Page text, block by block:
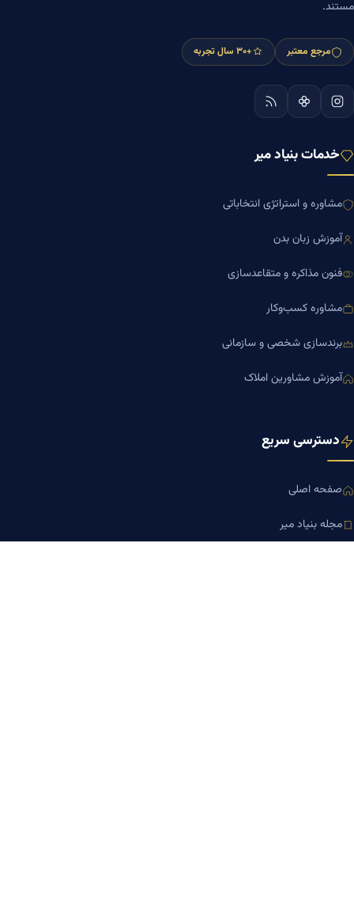
مستند.
مرجع معتبر +۳۰ سال تجربه
خدمات بنیاد میر
مشاوره و استراتژی انتخاباتی
آموزش زبان بدن
فنون مذاکره و متقاعدسازی
مشاوره کسب‌وکار
برندسازی شخصی و سازمانی
آموزش مشاورین املاک
دسترسی سریع
صفحه اصلی
مجله بنیاد میر